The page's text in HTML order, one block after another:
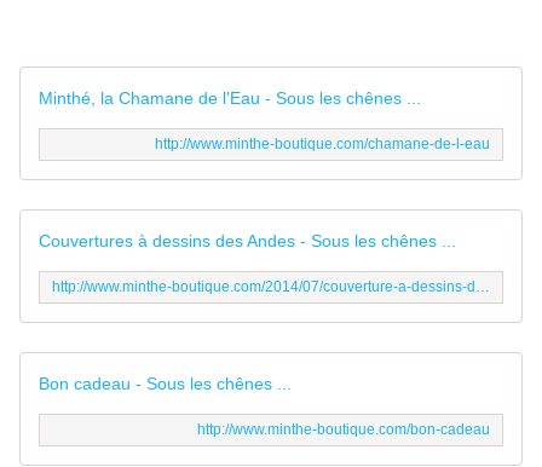
Minthé, la Chamane de l'Eau - Sous les chênes ...
http://www.minthe-boutique.com/chamane-de-l-eau
Couvertures à dessins des Andes - Sous les chênes ...
http://www.minthe-boutique.com/2014/07/couverture-a-dessins-des-andes.html
Bon cadeau - Sous les chênes ...
http://www.minthe-boutique.com/bon-cadeau